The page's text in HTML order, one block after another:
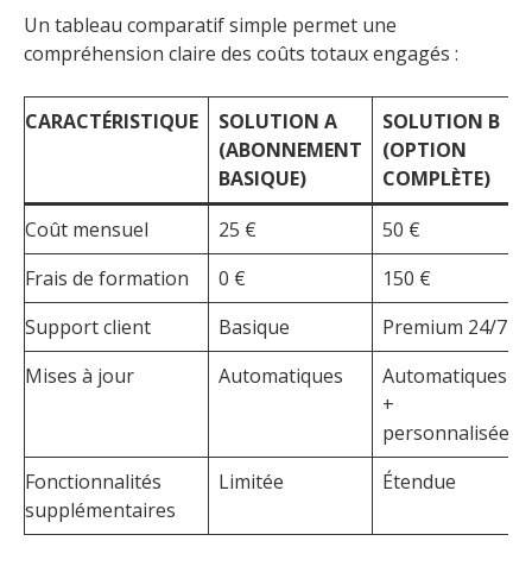
Un tableau comparatif simple permet une
compréhension claire des coûts totaux engagés :
CARACTÉRISTIQUE
SOLUTION A
(ABONNEMENT
BASIQUE)
SOLUTION B
(OPTION
COMPLÈTE)
Coût mensuel
25 €
50 €
Frais de formation
0 €
150 €
Support client
Basique
Premium 24/7
Mises à jour
Automatiques
Automatiques
+
personnalisées
Fonctionnalités
supplémentaires
Limitée Étendue